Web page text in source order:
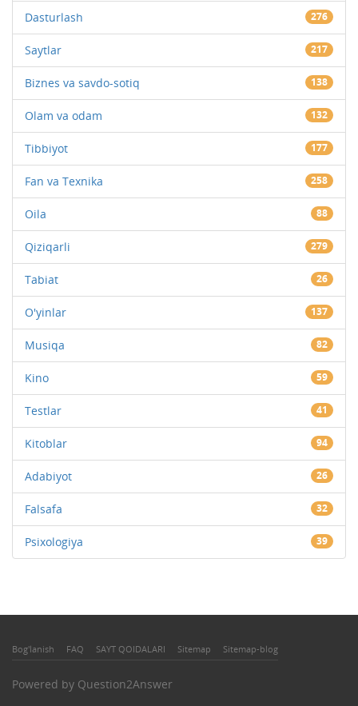
Dasturlash 276
Saytlar 217
Biznes va savdo-sotiq 138
Olam va odam 132
Tibbiyot 177
Fan va Texnika 258
Oila 88
Qiziqarli 279
Tabiat 26
O'yinlar 137
Musiqa 82
Kino 59
Testlar 41
Kitoblar 94
Adabiyot 26
Falsafa 32
Psixologiya 39
Bog'lanish FAQ SAYT QOIDALARI Sitemap Sitemap-blog
Powered by Question2Answer